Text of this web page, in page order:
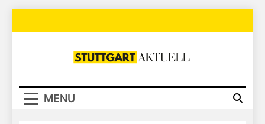
Stuttgart
MENU